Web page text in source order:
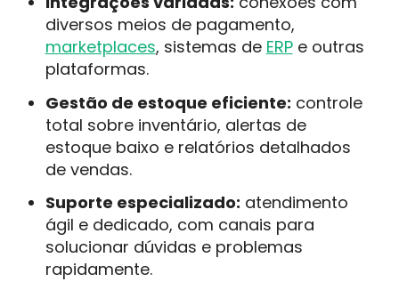
diversos meios de pagamento,
marketplaces, sistemas de ERPe outras
plataformas.
Gestão de estoque eficiente: controle
total sobre inventário, alertas de
estoque baixo e relatórios detalhados
de vendas.
Suporte especializado: atendimento
ágil e dedicado, com canais para
solucionar dúvidas e problemas
rapidamente.